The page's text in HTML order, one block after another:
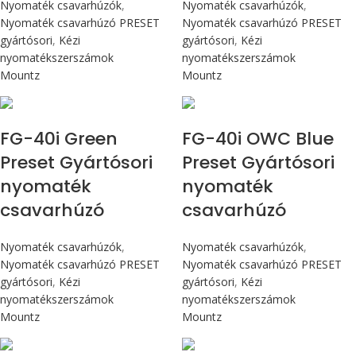
Nyomaték csavarhúzók,
Nyomaték csavarhúzó PRESET
gyártósori, Kézi
nyomatékszerszámok
Mountz
Nyomaték csavarhúzók,
Nyomaték csavarhúzó PRESET
gyártósori, Kézi
nyomatékszerszámok
Mountz
FG-40i Green
Preset Gyártósori
nyomaték
csavarhúzó
Nyomaték csavarhúzók,
Nyomaték csavarhúzó PRESET
gyártósori, Kézi
nyomatékszerszámok
Mountz
FG-40i OWC Blue
Preset Gyártósori
nyomaték
csavarhúzó
Nyomaték csavarhúzók,
Nyomaték csavarhúzó PRESET
gyártósori, Kézi
nyomatékszerszámok
Mountz